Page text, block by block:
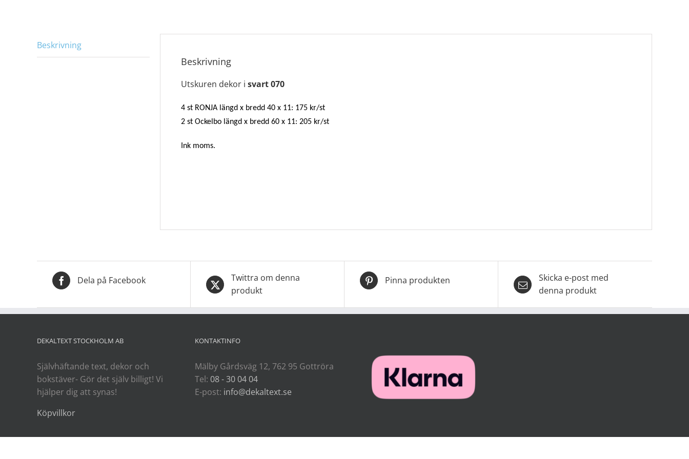
Beskrivning
Beskrivning
Utskuren dekor i svart 070
4 st RONJA längd x bredd 40 x 11: 175 kr/st
2 st Ockelbo längd x bredd 60 x 11: 205 kr/st
Ink moms.
Dela på Facebook
Twittra om denna
produkt
Pinna produkten
Skicka e-post med
denna produkt
DEKALTEXT STOCKHOLM AB
Självhäftande text, dekor och
bokstäver- Gör det själv billigt! Vi
hjälper dig att synas!
Köpvillkor
KONTAKTINFO
Mälby Gårdsväg 12, 762 95 Gottröra
Tel: 08 - 30 04 04
E-post: info@dekaltext.se